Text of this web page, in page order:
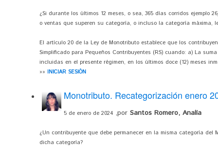
¿Si durante los últimos 12 meses, o sea, 365 días corridos ejemplo
o ventas que superen su categoría, o incluso la categoría máxima,
El artículo 20 de la Ley de Monotributo establece que los
Simplificado para Pequeños Contribuyentes (RS) cuando: a) La
incluidas en el presente régimen, en los últimos doce (12) meses
»» INICIAR SESIÓN
Monotributo. Recategorización enero
5 de enero de 2024 ,por Santos Romero, Analía
¿Un contribuyente que debe permanecer en la misma categoría del
dicha categoría?